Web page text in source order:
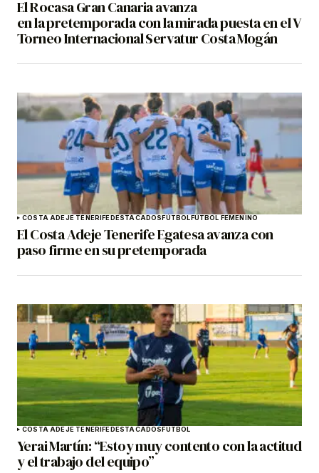
El Rocasa Gran Canaria avanza
en la pretemporada con la mirada puesta en el V
Torneo Internacional Servatur Costa Mogán
COSTA ADEJE TENERIFEDESTACADOSFÚTBOLFÚTBOL FEMENINO
El Costa Adeje Tenerife Egatesa avanza con
paso firme en su pretemporada
COSTA ADEJE TENERIFEDESTACADOSFÚTBOL
Yerai Martín: “Estoy muy contento con la actitud
y el trabajo del equipo”